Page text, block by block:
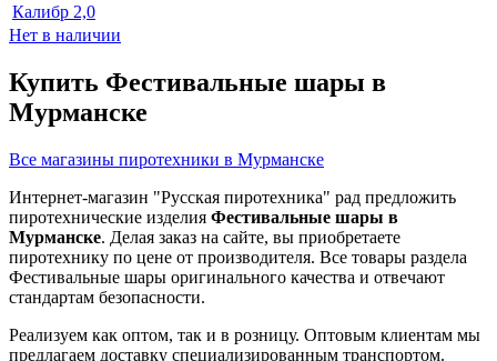
Калибр 2,0
Нет в наличии
Купить Фестивальные шары в
Мурманске
Все магазины пиротехники в Мурманске
Интернет-магазин "Русская пиротехника" рад предложить
пиротехнические изделия Фестивальные шары в
Мурманске. Делая заказ на сайте, вы приобретаете
пиротехнику по цене от производителя. Все товары раздела
Фестивальные шары оригинального качества и отвечают
стандартам безопасности.
Реализуем как оптом, так и в розницу. Оптовым клиентам мы
предлагаем доставку специализированным транспортом.